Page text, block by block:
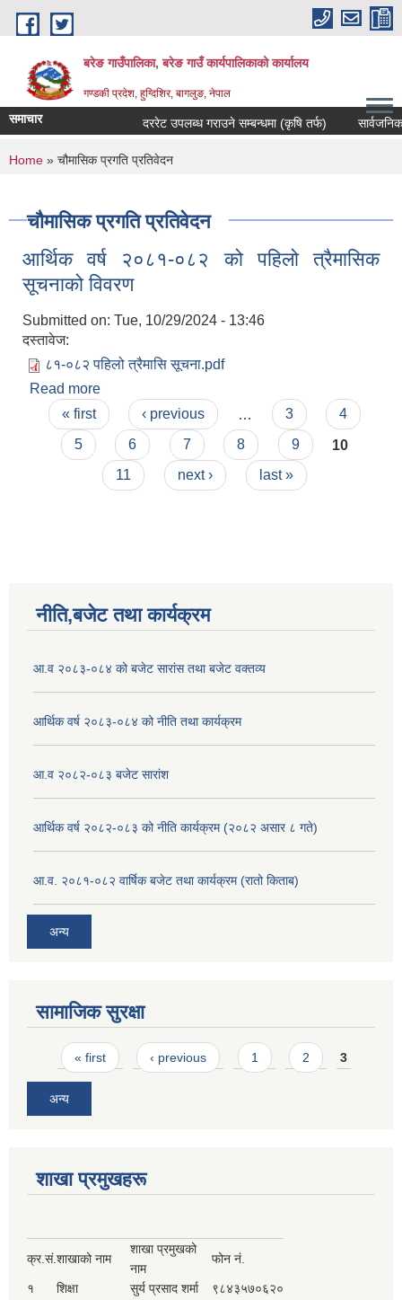
Skip to main content
बरेङ गाउँपालिका, बरेङ गाउँ कार्यपालिकाको कार्यालय
गण्डकी प्रदेश, हुग्दिशिर, बागलुङ, नेपाल
समाचार दररेट उपलब्ध गराउने सम्बन्धमा (कृषि तर्फ) सार्वजनिक
You are here
Home » चौमासिक प्रगति प्रतिवेदन
चौमासिक प्रगति प्रतिवेदन
आर्थिक वर्ष २०८१-०८२ को पहिलो त्रैमासिक
सूचनाको विवरण
Submitted on: Tue, 10/29/2024 - 13:46
दस्तावेज:
८१-०८२ पहिलो त्रैमासि सूचना.pdf
Read more
सूचनाको विवरण
Pages
« first ‹ previous 3
4
5
6 7 8 9
10
11
next › last »
नीति,बजेट तथा कार्यक्रम
आ.व २०८३-०८४ को बजेट सारांस तथा बजेट वक्तव्य
आर्थिक वर्ष २०८३-०८४ को नीति तथा कार्यक्रम
आ.व २०८२-०८३ बजेट सारांश
आर्थिक वर्ष २०८२-०८३ को नीति कार्यक्रम (२०८२ असार ८ गते)
आ.व. २०८१-०८२ वार्षिक बजेट तथा कार्यक्रम (रातो किताब)
अन्य
सामाजिक सुरक्षा
Pages
« first ‹ previous 1 2 3
अन्य
शाखा प्रमुखहरू
क्र.सं.शाखाको नाम
शाखा प्रमुखको
नाम
फोन नं.
१ शिक्षा सुर्य प्रसाद शर्मा
९८४३५७०६२०